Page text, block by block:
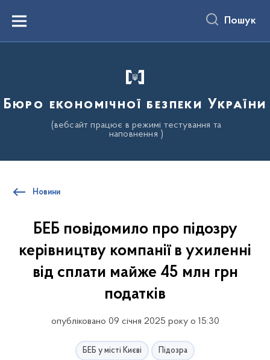
вмістуMenu Пошук
Бюро економічної безпеки України
(вебсайт працює в режимі тестування та
наповнення )
Новини
БЕБ повідомило про підозру
керівництву компанії в ухиленні
від сплати майже 45 млн грн
податків
опубліковано 09 січня 2025 року о 15:30
БЕБ у місті Києві Підозра